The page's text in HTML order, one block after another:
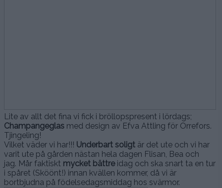
Lite av allt det fina vi fick i bröllopspresent i lördags;
Champangeglas med design av Efva Attling för Orrefors.
Tjingeling!
Vilket väder vi har!!! Underbart soligt är det ute och vi har
varit ute på gården nästan hela dagen Flisan, Bea och
jag. Mår faktiskt mycket bättreidag och ska snart ta en tur
i spåret (Sköönt!) innan kvällen kommer, då vi är
bortbjudna på födelsedagsmiddag hos svärmor.